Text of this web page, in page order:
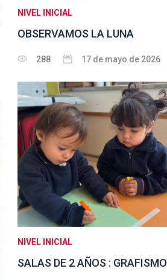
NIVEL INICIAL
OBSERVAMOS LA LUNA
288 17 de mayo de 2026
NIVEL INICIAL
SALAS DE 2 AÑOS : GRAFISMO